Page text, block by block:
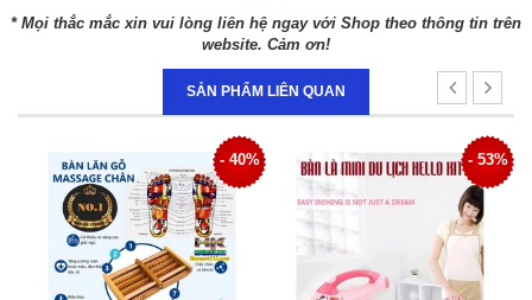
* Mọi thắc mắc xin vui lòng liên hệ ngay với Shop theo thông tin trên
website. Cảm ơn!
SẢN PHẨM LIÊN QUAN
- 53% - 33%